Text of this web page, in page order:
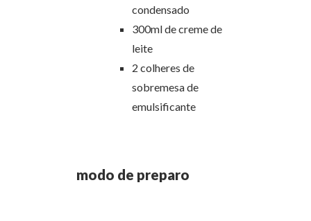
condensado
300ml de creme de
leite
2 colheres de
sobremesa de
emulsificante
modo de preparo